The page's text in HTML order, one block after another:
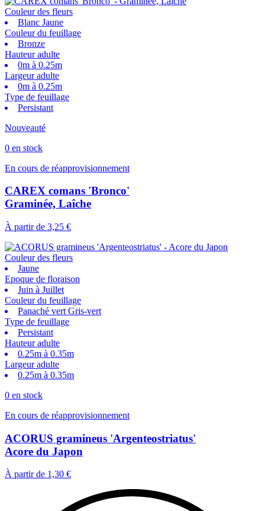
Couleur des fleurs
Blanc Jaune
Couleur du feuillage
Bronze
Hauteur adulte
0m à 0.25m
Largeur adulte
0m à 0.25m
Type de feuillage
Persistant
Nouveauté
0 en stock
En cours de réapprovisionnement
CAREX comans 'Bronco'
Graminée, Laîche
À partir de 3,25 €
Couleur des fleurs
Jaune
Epoque de floraison
Juin à Juillet
Couleur du feuillage
Panaché vert Gris-vert
Type de feuillage
Persistant
Hauteur adulte
0.25m à 0.35m
Largeur adulte
0.25m à 0.35m
0 en stock
En cours de réapprovisionnement
ACORUS gramineus 'Argenteostriatus'
Acore du Japon
À partir de 1,30 €